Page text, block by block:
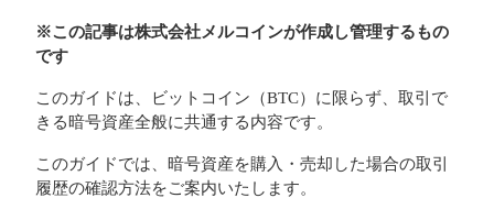
※この記事は株式会社メルコインが作成し管理するもの
です
このガイドは、ビットコイン（BTC）に限らず、取引で
きる暗号資産全般に共通する内容です。
このガイドでは、暗号資産を購入・売却した場合の取引
履歴の確認方法をご案内いたします。